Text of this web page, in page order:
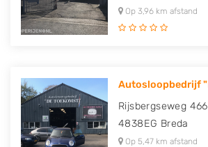
Op 3,96 km afstand
Autosloopbedrijf
Rijsbergseweg 466
4838EG Breda
Op 5,47 km afstand